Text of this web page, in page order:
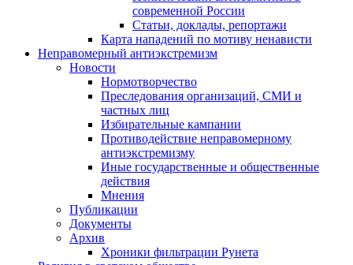
современной России
Статьи, доклады, репортажи
Карта нападений по мотиву ненависти
Неправомерный антиэкстремизм
Новости
Нормотворчество
Преследования организаций, СМИ и
частных лиц
Избирательные кампании
Противодействие неправомерному
антиэкстремизму
Иные государственные и общественные
действия
Мнения
Публикации
Документы
Архив
Хроники фильтрации Рунета